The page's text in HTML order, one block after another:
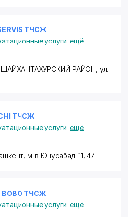
ТЧСЖ
услуги ещё
ШАЙХАНТАХУРСКИЙ РАЙОН, ул.
ТЧСЖ
услуги ещё
м-в Юнусабад-11, 47
BOBO ТЧСЖ
услуги ещё